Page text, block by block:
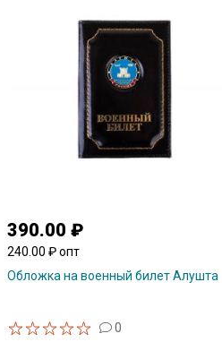
390.00 ₽
240.00 ₽ опт
Обложка на военный билет Алушта
0